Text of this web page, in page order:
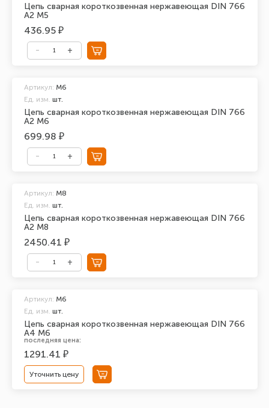
Цепь сварная короткозвенная нержавеющая DIN 766
А2 М5
436.95 ₽
Цепь сварная короткозвенная нержавеющая DIN 766
А2 М6
Артикул: М6
Ед. изм. шт.
699.98 ₽
Цепь сварная короткозвенная нержавеющая DIN 766
А2 М8
Артикул: М8
Ед. изм. шт.
2450.41 ₽
Цепь сварная короткозвенная нержавеющая DIN 766
А4 М6
Артикул: М6
Ед. изм. шт.
последняя цена:
1291.41 ₽
Уточнить цену